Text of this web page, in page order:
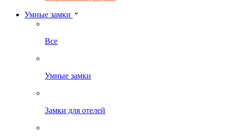
Умные замки
Все
Умные замки
Замки для отелей